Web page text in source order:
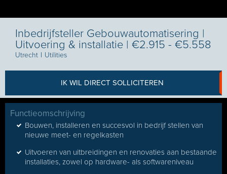
Inbedrijfsteller Gebouwautomatisering |
Uitvoering & installatie | €2.915 - €5.558
Utrecht I Utilities
IK WIL DIRECT SOLLICITEREN
Functieomschrijving
Bouwen, installeren en succesvol in bedrijf stellen van
nieuwe meet- en regelkasten
Uitvoeren van uitbreidingen en renovaties aan bestaande
installaties, zowel op hardware- als softwareniveau